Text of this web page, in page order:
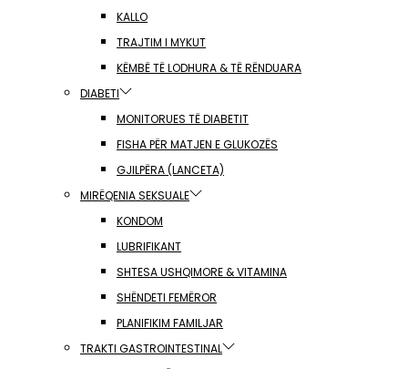
KALLO
TRAJTIM I MYKUT
KËMBË TË LODHURA & TË RËNDUARA
DIABETI
MONITORUES TË DIABETIT
FISHA PËR MATJEN E GLUKOZËS
GJILPËRA (LANCETA)
MIRËQENIA SEKSUALE
KONDOM
LUBRIFIKANT
SHTESA USHQIMORE & VITAMINA
SHËNDETI FEMËROR
PLANIFIKIM FAMILJAR
TRAKTI GASTROINTESTINAL